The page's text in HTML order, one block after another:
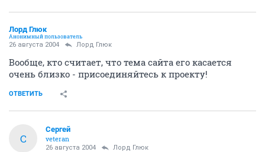
Лорд Глюк
Анонимный пользователь
26 августа 2004 Лорд Глюк
Вообще, кто считает, что тема сайта его касается
очень близко - присоединяйтесь к проекту!
ОТВЕТИТЬ
С
Сергей
veteran
26 августа 2004 Лорд Глюк